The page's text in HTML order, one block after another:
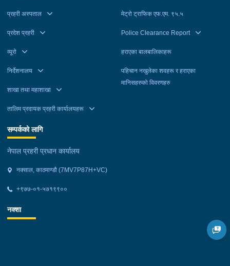
प्रहरी अस्पताल
प्रदेश प्रहरी
व्यूरो
निर्देशनालय
शाखा तथा महाशाखा
तालिम प्रदायक प्रहरी कार्यालयहरू
मेट्रो ट्राफिक एफ.एम. ९५.५
Police Clearance Report
हराएका बालबालिकाहरू
पहिचान नखुलेका शवहरू र हराएका
मानिसहरुको विवरणहरु
सम्पर्कको लागि
नेपाल प्रहरी प्रधान कार्यालय
नक्साल, काठमाण्डौ (7MV7P87H+VC)
+९७७-०१-५७१९९००
नक्शा